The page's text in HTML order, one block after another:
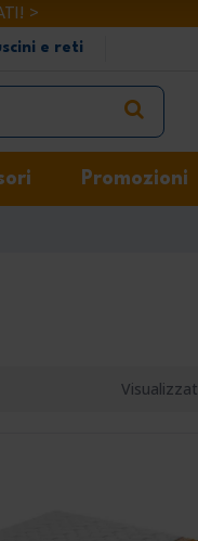
>
e reti
Promozioni